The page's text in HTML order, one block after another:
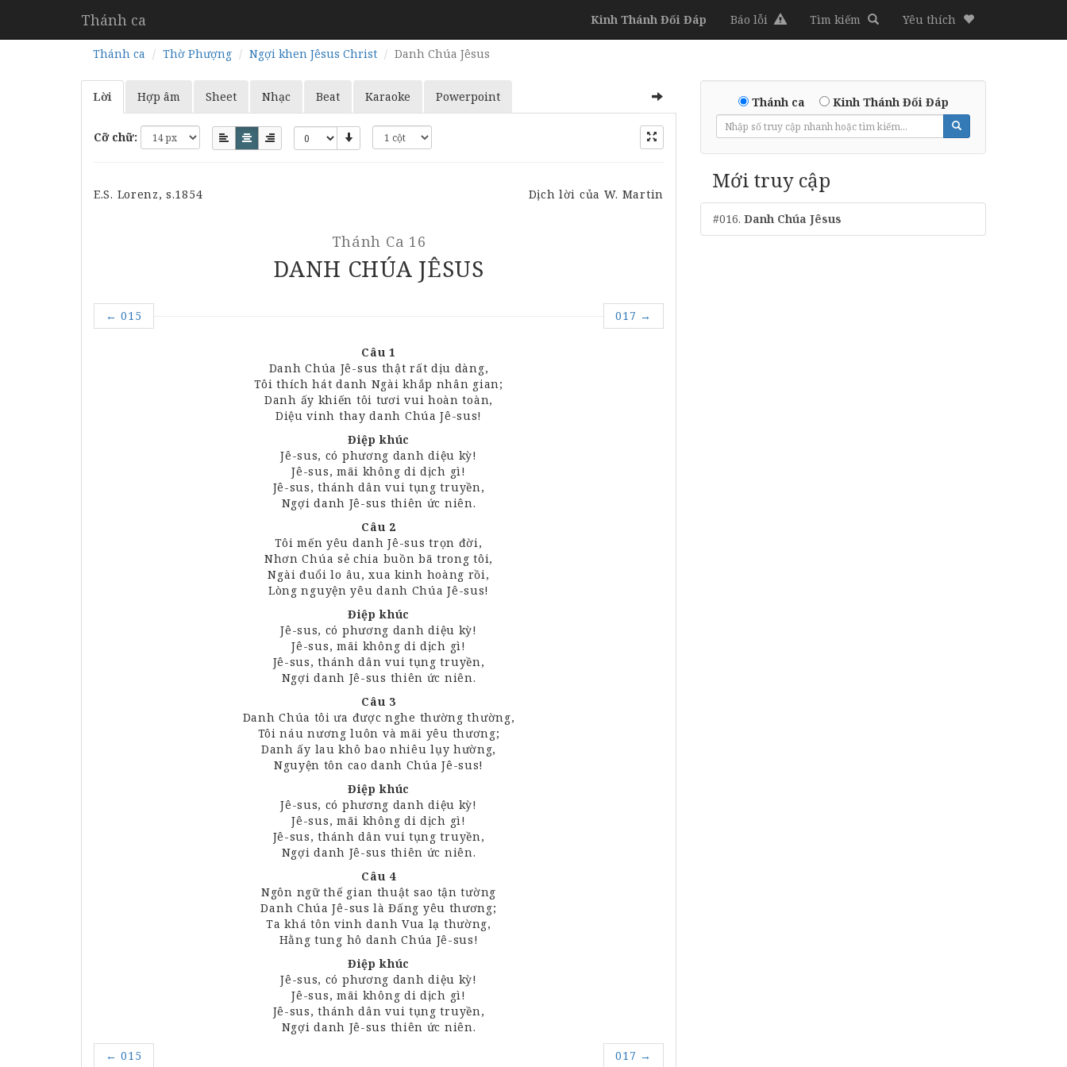
Thánh ca Kinh Thánh Đối Đáp Báo lỗi Tìm kiếm Yêu thích
Thánh ca Thờ Phượng Ngợi khen Jêsus Christ Danh Chúa Jêsus
Lời Hợp âm Sheet Nhạc Beat Karaoke Powerpoint
Cỡ chữ:
E.S. Lorenz, s.1854 Dịch lời của W. Martin
Thánh Ca 16
DANH CHÚA JÊSUS
← 015 017 →
Câu 1
DanhChúa Jê-sus thậtrất dịu dàng,
Tôithích hát danh Ngàikhắp nhân gian;
Danh ấy khiến tôi tươi vui hoàntoàn,
Diệu vinh thaydanh ChúaJê-sus!
Điệp khúc
Jê-sus, có phương danh diệu kỳ!
Jê-sus, mãi không di dịch gì!
Jê-sus, thánh dânvui tụngtruyền,
Ngợi danh Jê-sus thiên ức niên.
Câu 2
Tôimến yêu danh Jê-sus trọn đời,
NhơnChúa sẻ chia buồn bã trong tôi,
Ngài đuổi lo âu, xua kinh hoàng rồi,
Lòng nguyện yêudanh ChúaJê-sus!
Điệp khúc
Jê-sus, có phương danh diệu kỳ!
Jê-sus, mãi không di dịch gì!
Jê-sus, thánh dânvui tụngtruyền,
Ngợi danh Jê-sus thiên ức niên.
Câu 3
DanhChúa tôi ưa đượcnghe thường thường,
Tôináu nương luôn và mãi yêu thương;
Danh ấy laukhô bao nhiêu lụy hường,
Nguyện tôn caodanh ChúaJê-sus!
Điệp khúc
Jê-sus, có phương danh diệu kỳ!
Jê-sus, mãi không di dịch gì!
Jê-sus, thánh dânvui tụngtruyền,
Ngợi danh Jê-sus thiên ức niên.
Câu 4
Ngôn ngữ thế gian thuật sao tận tường
Danh Chúa Jê-sus làĐấng yêu thương;
Ta khá tôn vinh danh Vua lạ thường,
Hằng tung hô danh Chúa Jê-sus!
Điệp khúc
Jê-sus, có phương danh diệu kỳ!
Jê-sus, mãi không di dịch gì!
Jê-sus, thánh dânvui tụngtruyền,
Ngợi danh Jê-sus thiên ức niên.
← 015 017 →
Thánh ca Kinh Thánh Đối Đáp
Mới truy cập
#016. Danh Chúa Jêsus